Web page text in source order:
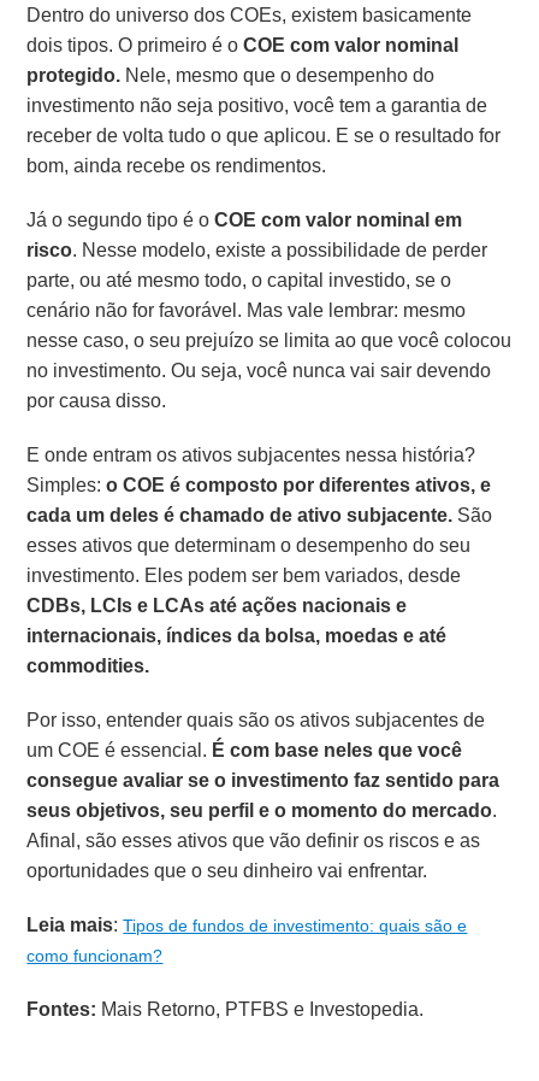
Dentro do universo dos COEs, existem basicamente
dois tipos. O primeiro é oCOE com valor nominal
protegido. Nele, mesmo que o desempenho do
investimento não seja positivo, você tem a garantia de
receber de volta tudo o que aplicou. E se o resultado for
bom, ainda recebe os rendimentos.
Já o segundo tipo é oCOE com valor nominal em
risco. Nesse modelo, existe a possibilidade de perder
parte, ou até mesmo todo, o capital investido, se o
cenário não for favorável. Mas vale lembrar: mesmo
nesse caso, o seu prejuízo se limita ao que você colocou
no investimento. Ou seja, você nunca vai sair devendo
por causa disso.
E onde entram os ativos subjacentes nessa história?
Simples:o COE é composto por diferentes ativos, e
cada um deles é chamado de ativo subjacente. São
esses ativos que determinam o desempenho do seu
investimento. Eles podem ser bem variados, desde
CDBs, LCIs e LCAs até ações nacionais e
internacionais, índices da bolsa, moedas e até
commodities.
Por isso, entender quais são os ativos subjacentes de
um COE é essencial. É com base neles que você
consegue avaliar se o investimento faz sentido para
seus objetivos, seu perfil e o momento do mercado.
Afinal, são esses ativos que vão definir os riscos e as
oportunidades que o seu dinheiro vai enfrentar.
Leia mais:Tipos de fundos de investimento: quais são e
como funcionam?
Fontes: Mais Retorno, PTFBS e Investopedia.